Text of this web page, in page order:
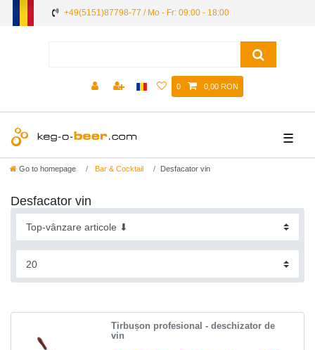
+49(5151)87798-77 / Mo - Fr: 09:00 - 18:00
0 0,00 RON
☰
Go to homepage Bar & Cocktail Desfacator vin
Desfacator vin
Tirbușon profesional - deschizator de
vin